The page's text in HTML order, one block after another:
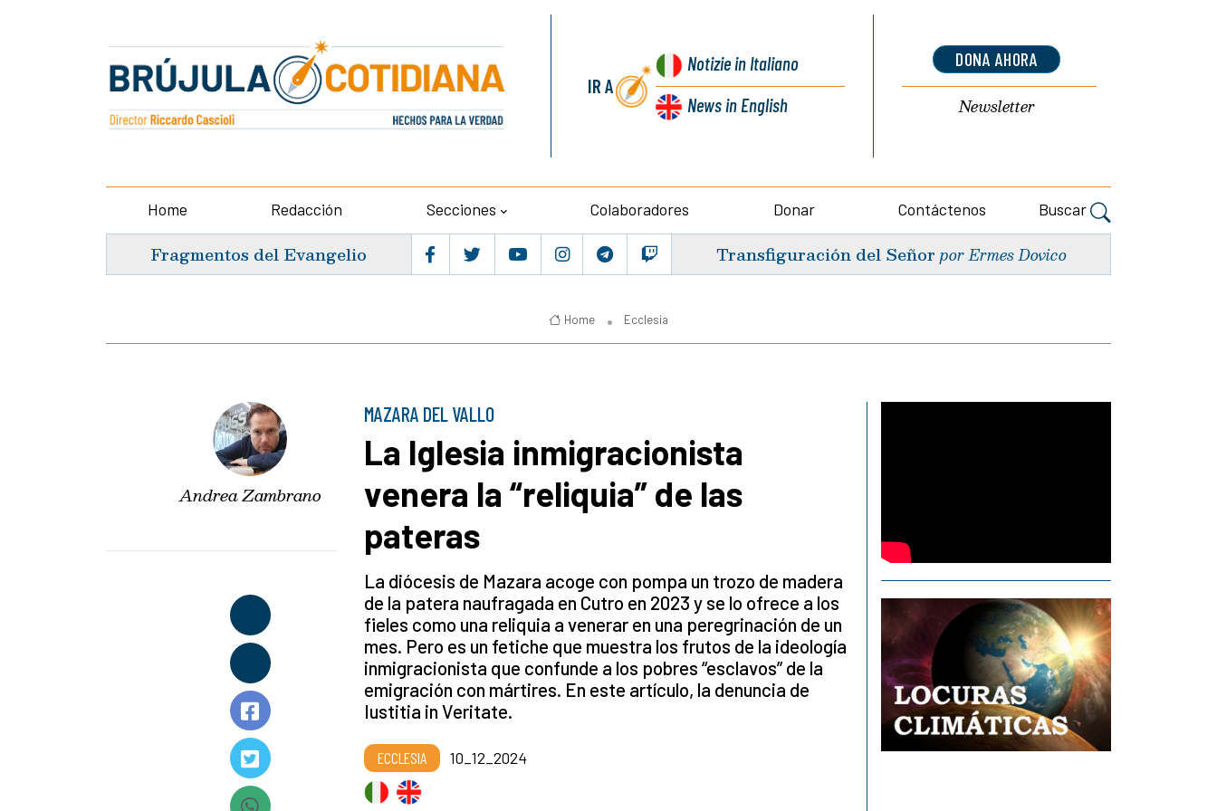
IR A
Notiziein Italiano
News in English
DONA AHORA
Newsletter
Home Redacción Secciones Colaboradores Donar Contáctenos Buscar
Fragmentos del Evangelio Transfiguración del Señor por Ermes Dovico
Home Ecclesia
Andrea Zambrano
MAZARA DEL VALLO
La Iglesia inmigracionista
venera la “reliquia” de las
pateras
La diócesis de Mazara acoge con pompa un trozo de madera
de la patera naufragada en Cutro en 2023 y se lo ofrece a los
fieles como una reliquia a venerar en una peregrinación de un
mes. Pero es un fetiche que muestra los frutos de la ideología
inmigracionista que confunde a los pobres “esclavos” de la
emigración con mártires. En este artículo, la denuncia de
Iustitia in Veritate.
ECCLESIA 10_12_2024